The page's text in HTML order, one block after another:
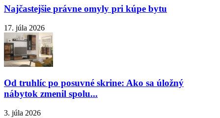
Najčastejšie právne omyly pri kúpe bytu
17. júla 2026
Od truhlíc po posuvné skrine: Ako sa úložný
nábytok zmenil spolu...
3. júla 2026